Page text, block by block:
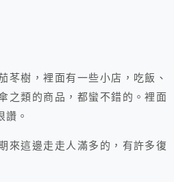
苳樹，裡面有一些小店，吃飯、
之類的商品，都蠻不錯的。裡面
讚。
來這邊走走人滿多的，有許多復